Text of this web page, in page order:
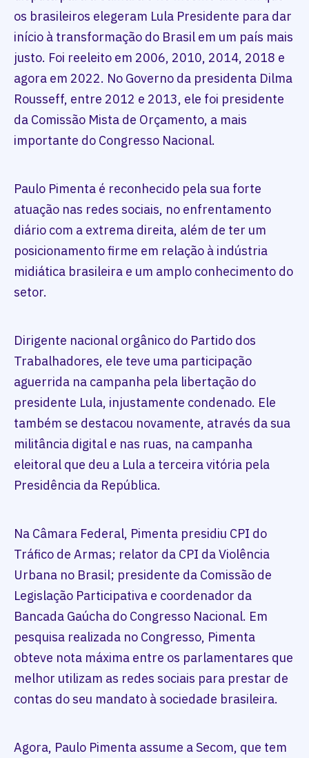
os brasileiros elegeram Lula Presidente para dar
início à transformação do Brasil em um país mais
justo. Foi reeleito em 2006, 2010, 2014, 2018 e
agora em 2022. No Governo da presidenta Dilma
Rousseff, entre 2012 e 2013, ele foi presidente
da Comissão Mista de Orçamento, a mais
importante do Congresso Nacional.
Paulo Pimenta é reconhecido pela sua forte
atuação nas redes sociais, no enfrentamento
diário com a extrema direita, além de ter um
posicionamento firme em relação à indústria
midiática brasileira e um amplo conhecimento do
setor.
Dirigente nacional orgânico do Partido dos
Trabalhadores, ele teve uma participação
aguerrida na campanha pela libertação do
presidente Lula, injustamente condenado. Ele
também se destacou novamente, através da sua
militância digital e nas ruas, na campanha
eleitoral que deu a Lula a terceira vitória pela
Presidência da República.
Na Câmara Federal, Pimenta presidiu CPI do
Tráfico de Armas; relator da CPI da Violência
Urbana no Brasil; presidente da Comissão de
Legislação Participativa e coordenador da
Bancada Gaúcha do Congresso Nacional. Em
pesquisa realizada no Congresso, Pimenta
obteve nota máxima entre os parlamentares que
melhor utilizam as redes sociais para prestar de
contas do seu mandato à sociedade brasileira.
Agora, Paulo Pimenta assume a Secom, que tem